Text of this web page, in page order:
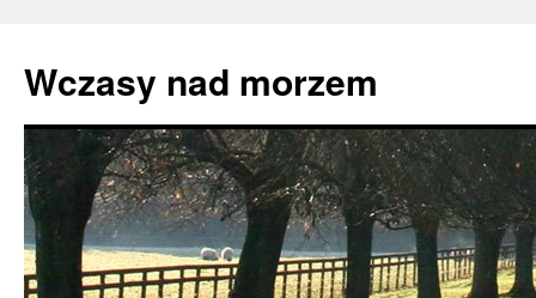
treści
Wczasy nad morzem